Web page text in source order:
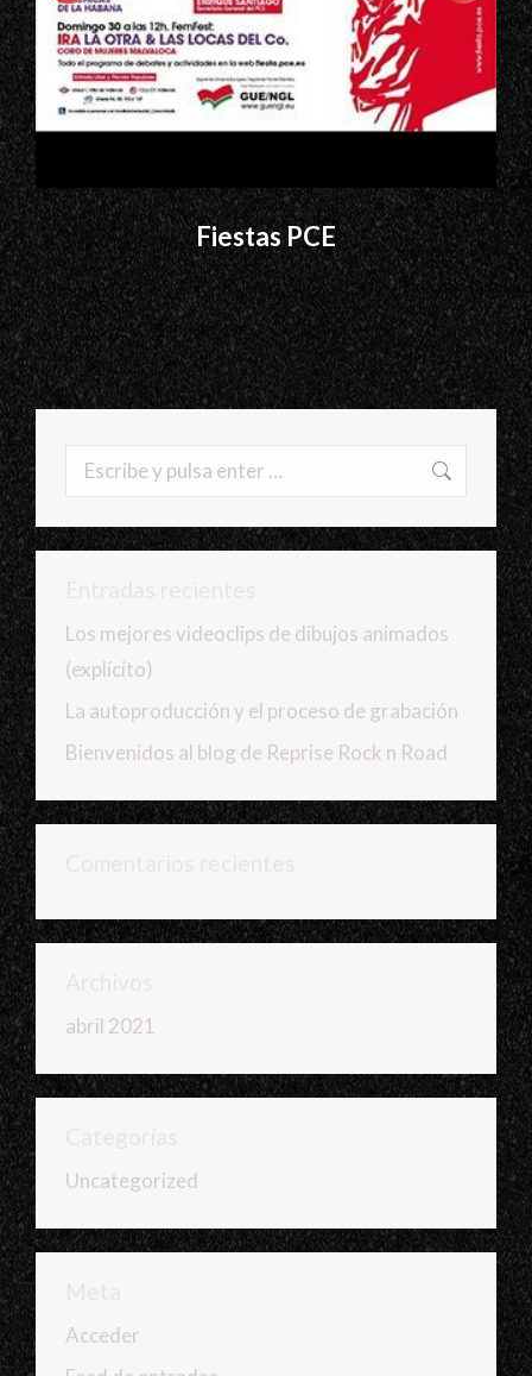
Fiestas PCE
Buscar:
Los mejores videoclips de dibujos animados
(explícito)
La autoproducción y el proceso de grabación
Bienvenidos al blog de Reprise Rock n Road
abril 2021
Uncategorized
Acceder